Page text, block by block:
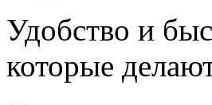
Удобство и
которые